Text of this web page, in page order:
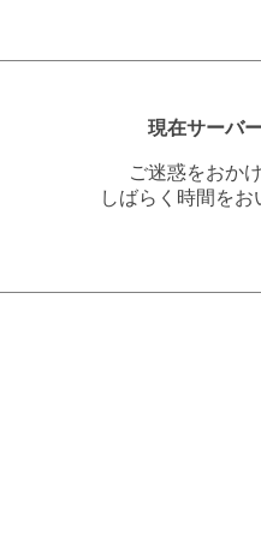
現在サーバ
ご迷惑をおか
しばらく時間を